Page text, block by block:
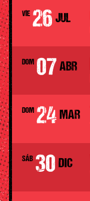
VIE 26 JUL
DOM 07 ABR
DOM 24 MAR
SÁB 30 DIC